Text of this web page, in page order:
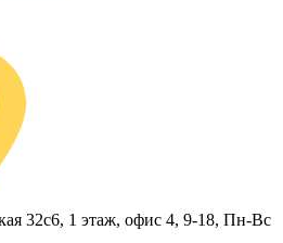
32с6, 1 этаж, офис 4, 9-18, Пн-Вс